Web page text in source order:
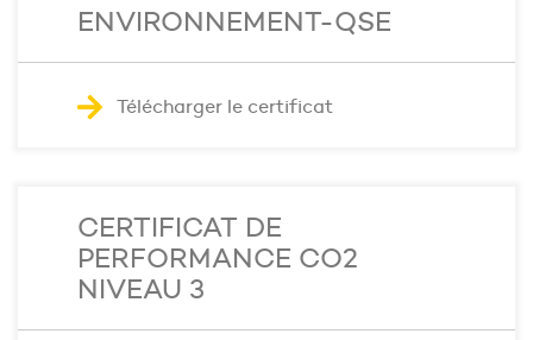
ENVIRONNEMENT-QSE
Télécharger le certificat
CERTIFICAT DE
PERFORMANCE CO2
NIVEAU 3